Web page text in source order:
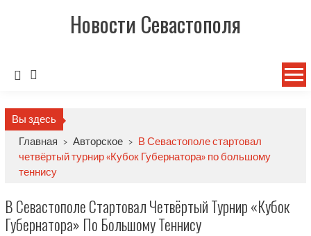
Новости Севастополя
Вы здесь
Главная > Авторское > В Севастополе стартовал
четвёртый турнир «Кубок Губернатора» по большому
теннису
В Севастополе Стартовал Четвёртый Турнир «Кубок
Губернатора» По Большому Теннису